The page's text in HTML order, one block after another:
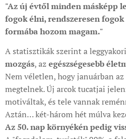
"Az új évtől minden másképp
fogok élni, rendszeresen
formába hozom magam."
A statisztikák szerint a
mozgás, az egészségesebb
Nem véletlen, hogy januárban
megtelnek. Új arcok tucatjai
motiváltak, és tele vannak
Aztán… két-három hét múlva
Az 50. nap környékén pedig